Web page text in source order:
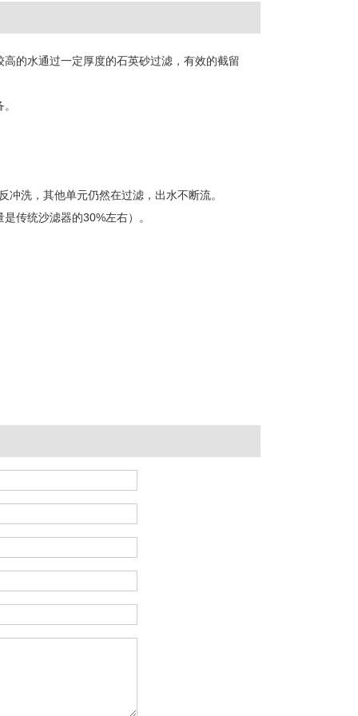
的水通过一定厚度的石英砂过滤，有效的截留
洗，其他单元仍然在过滤，出水不断流。
传统沙滤器的30%左右）。